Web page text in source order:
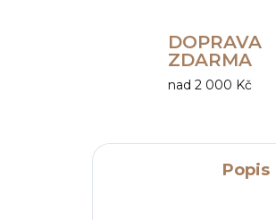
DOPRAVA
ZDARMA
nad 2 000 Kč
Popis